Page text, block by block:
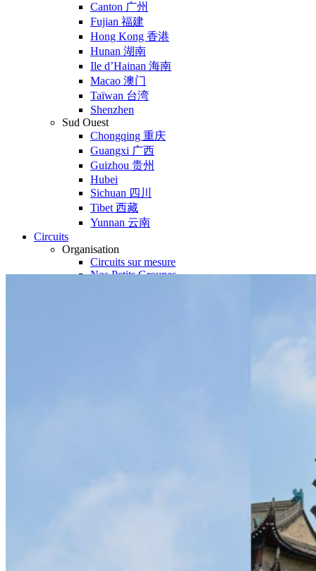
Canton 广州
Fujian 福建
Hong Kong 香港
Hunan 湖南
Ile d’Hainan 海南
Macao 澳门
Taïwan 台湾
Shenzhen
Sud Ouest
Chongqing 重庆
Guangxi 广西
Guizhou 贵州
Hubei
Sichuan 四川
Tibet 西藏
Yunnan 云南
Circuits
Organisation
Circuits sur mesure
Nos Petits Groupes